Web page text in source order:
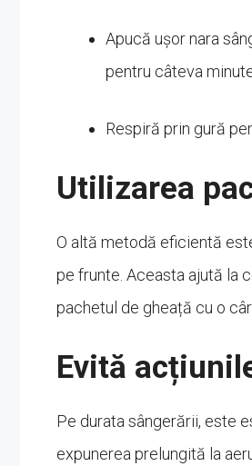
Apucă ușor nara
pentru câteva
Respiră prin gură
Utilizarea
O altă metodă eficientă
pe frunte. Aceasta ajută la
pachetul de gheață cu o
Evită
Pe durata sângerării, este
expunerea prelungită la